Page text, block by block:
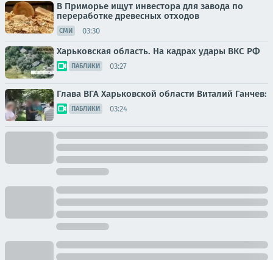
В Приморье ищут инвестора для завода по
переработке древесных отходов
СМИ 03:30
Харьковская область. На кадрах удары ВКС РФ
ПАБЛИКИ 03:27
Глава ВГА Харьковской области Виталий Ганчев:
ПАБЛИКИ 03:24